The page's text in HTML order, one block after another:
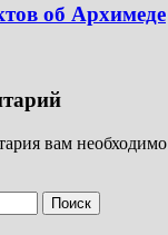
об Архимеде
вам необходимо